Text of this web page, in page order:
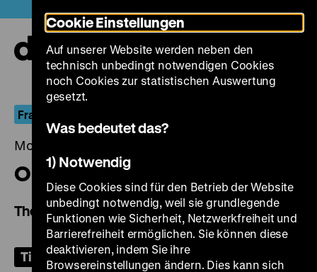
zum
Seiteninhalt
springen
Fragile Welten
Montag, 15. Juni 2026, 19.00 Uhr
O trio em mi bemol
The Kegelstatt Trio
Tickets
Cookie Einstellungen
Auf unserer Website werden neben den
technisch unbedingt notwendigen Cookies
noch Cookies zur statistischen Auswertung
gesetzt.
Was bedeutet das?
1) Notwendig
Diese Cookies sind für den Betrieb der Website
unbedingt notwendig, weil sie grundlegende
Funktionen wie Sicherheit, Netzwerkfreiheit und
Barrierefreiheit ermöglichen. Sie können diese
deaktivieren, indem Sie ihre
Browsereinstellungen ändern. Dies kann sich